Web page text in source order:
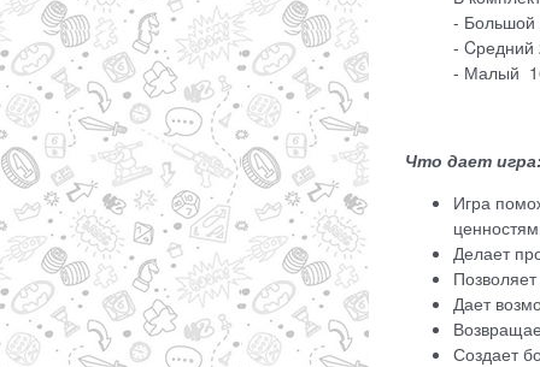
- Большой
-
- Малый
Что дает
Игра
Делает
Дает
Создает